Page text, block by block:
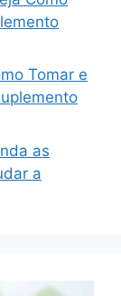
Tomar e
as
a